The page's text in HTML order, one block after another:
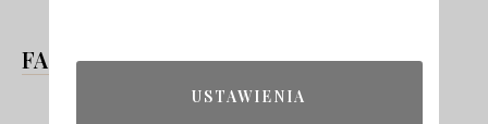
FACEBOOK
USTAWIENIA